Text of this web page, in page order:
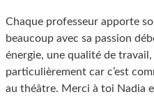
Chaque professeur apporte
beaucoup avec sa passion
énergie, une qualité de
particulièrement car c’est
au théâtre. Merci à toi Nadia